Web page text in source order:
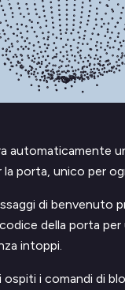
automaticamente
la porta, unico per
di benvenuto
della porta per
intoppi.
ospiti i comandi di